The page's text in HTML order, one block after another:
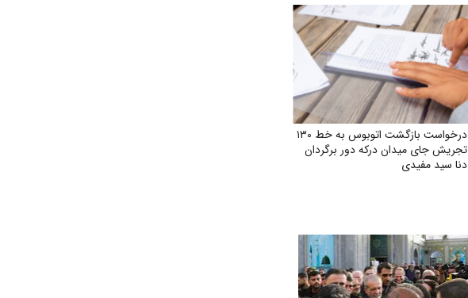
درخواست بازگشت اتوبوس به خط ۱۳۰
تجریش جای میدان درکه دور برگردان
دنا سید مفیدی